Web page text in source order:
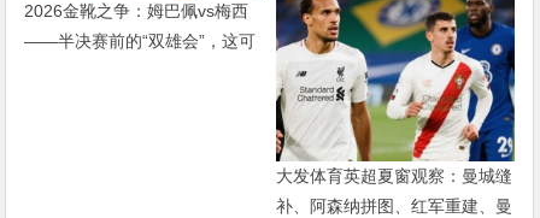
2026金靴之争：姆巴佩vs梅西
——半决赛前的“双雄会”，这可
大发体育英超夏窗观察：曼城缝
补、阿森纳拼图、红军重建、曼